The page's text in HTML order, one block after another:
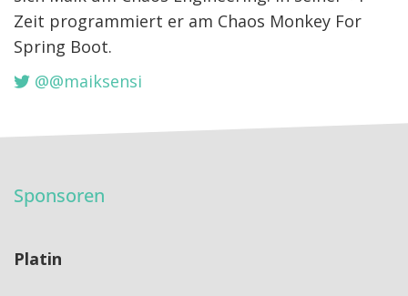
Zeit programmiert er am Chaos Monkey For
Spring Boot.
@@maiksensi
Sponsoren
Platin